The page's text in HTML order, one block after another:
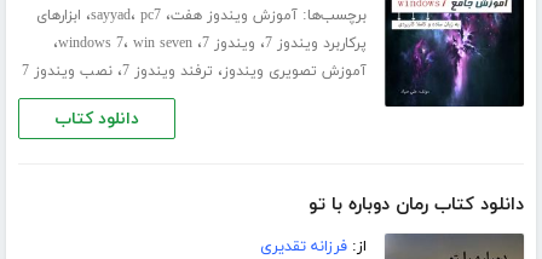
برچسب‌ها:آموزش ویندوز هفت، sayyad، pc7 ، ابزارهای
پرکاربرد ویندوز 7 ، ویندوز 7 ، windows 7، win seven ،
آموزش تصویری ویندوز، ترفند ویندوز 7 ،نصب ویندوز 7
دانلود کتاب
دانلود کتاب رمان دوباره با تو
از:فرزانه تقدیری